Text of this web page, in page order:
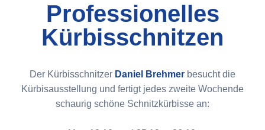
Professionelles
Kürbisschnitzen
Der Kürbisschnitzer Daniel Brehmer besucht die
Kürbisausstellung und fertigt jedes zweite Wochende
schaurig schöne Schnitzkürbisse an: